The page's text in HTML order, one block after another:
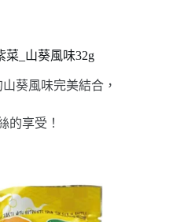
菜_山葵風味32g
葵風味完美結合，
的享受！